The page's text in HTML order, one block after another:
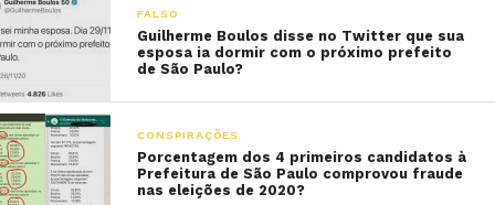
FALSO
Guilherme Boulos disse no Twitter que sua
esposa ia dormir com o próximo prefeito
de São Paulo?
CONSPIRAÇÕES
Porcentagem dos 4 primeiros candidatos à
Prefeitura de São Paulo comprovou fraude
nas eleições de 2020?